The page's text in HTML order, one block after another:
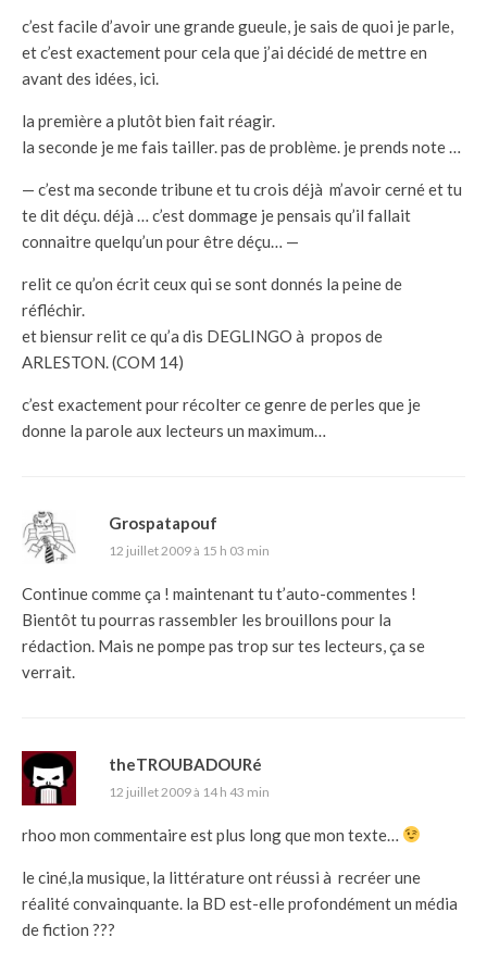
c’est facile d’avoir une grande gueule, je sais de quoi je parle,
et c’est exactement pour cela que j’ai décidé de mettre en
avant des idées, ici.
la première a plutôt bien fait réagir.
la seconde je me fais tailler. pas de problème. je prends note …
— c’est ma seconde tribune et tu crois déjà m’avoir cerné et tu
te dit déçu. déjà … c’est dommage je pensais qu’il fallait
connaitre quelqu’un pour être déçu… —
relit ce qu’on écrit ceux qui se sont donnés la peine de
réfléchir.
et biensur relit ce qu’a dis DEGLINGO à propos de
ARLESTON. (COM 14)
c’est exactement pour récolter ce genre de perles que je
donne la parole aux lecteurs un maximum…
Grospatapouf
12 juillet 2009 à 15 h 03 min
Continue comme ça ! maintenant tu t’auto-commentes !
Bientôt tu pourras rassembler les brouillons pour la
rédaction. Mais ne pompe pas trop sur tes lecteurs, ça se
verrait.
theTROUBADOURé
12 juillet 2009 à 14 h 43 min
rhoo mon commentaire est plus long que mon texte…
le ciné,la musique, la littérature ont réussi à recréer une
réalité convainquante. la BD est-elle profondément un média
de fiction ???